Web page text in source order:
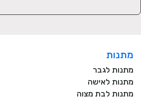
מתנות
מתנות לגבר
מתנות לאישה
מתנות לבת מצוה